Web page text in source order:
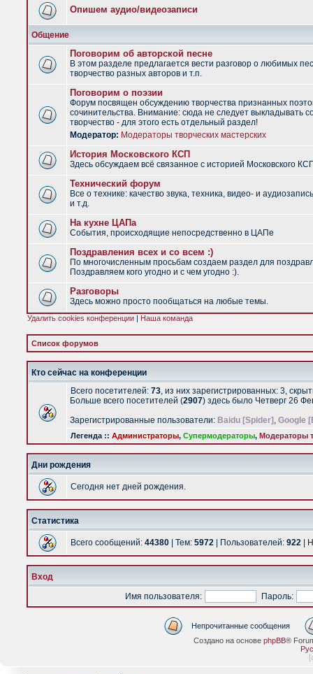
Опишем аудио/видеозаписи
Общение
Поговорим об авторской песне
В этом разделе предлагается вести разговор о любимых
творчество разных авторов и т.п.
Поговорим о поэзии
Форум посвящен обсуждению творчества признанных
сочинительства. Внимание: сюда не следует выкладывать
творчество - для этого есть отдельный раздел!
Модератор: Модераторы творческих мастерских
История Московского КСП
Здесь обсуждаем всё связанное с историей Московского
Технический форум
Все о технике: качество звука, техника, видео- и
и т.д.
На кухне ЦАПа
События, происходящие непосредственно в ЦАПе
Поздравления всех и со всем :)
По многочисленным просьбам создаем раздел для
Поздравляем кого угодно и с чем угодно :).
Разговоры
Здесь можно просто пообщаться на любые темы.
Удалить cookies конференции | Наша команда
Список форумов
Кто сейчас на конференции
Всего посетителей: 73, из них зарегистрированных: 3,
Больше всего посетителей (2907) здесь было Четверг 26
Зарегистрированные пользователи: Baidu [Spider] , Google
Легенда :: Администраторы, Супермодераторы, Модераторы
Дни рождения
Сегодня нет дней рождения.
Статистика
Всего сообщений: 44380 | Тем: 5972 | Пользователей: 922 |
Вход
Имя пользователя:
Пароль:
Непрочитанные сообщения
Создано на основе phpBB®
[